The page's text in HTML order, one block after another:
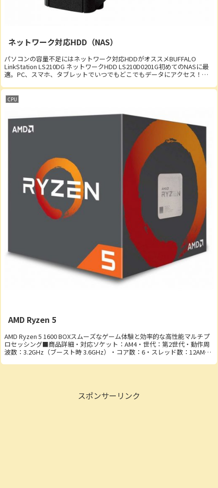
ネットワーク対応HDD（NAS）
パソコンの容量不足にはネットワーク対応HDDがオススメBUFFALO
LinkStation LS210DG ネットワークHDD LS210D0201G初めてのNASに最
適。PC、スマホ、タブレットでいつでもどこでもデータにアクセス！■
CPU
AMD Ryzen 5
AMD Ryzen 5 1600 BOXスムーズなゲーム体験と効率的な高性能マルチプ
ロセッシング■商品詳細・対応ソケット：AM4・世代：第2世代・動作周
波数：3.2GHz（ブースト時 3.6GHz）・コア数：6・スレッド数：12AMD
スポンサーリンク